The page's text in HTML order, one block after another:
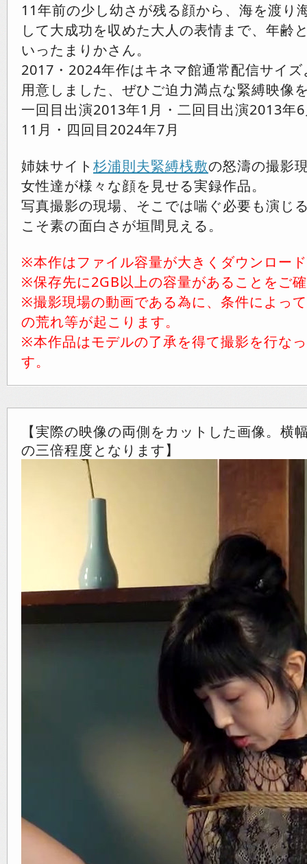
11年前の少し幼さが残る顔から、海を渡り
して大成功を収めた大人の表情まで、年齢
いったまりかさん。
2017・2024年作はキネマ館通常配信サイ
用意しました、ぜひご迫力満点な緊縛映像
一回目出演2013年1月・二回目出演2013年
11月・四回目2024年7月
姉妹サイト 杉浦則夫緊縛桟敷の怒濤の撮影
女性達が様々な顔を見せる実録作品。
写真撮影の現場、そこでは喘ぐ必要も演じ
こそ素の面白さが垣間見える。
※本作はファイル容量が大きくダウンロー
※保存先に2GB以上の容量があることをご
※撮影現場の動画である為に、条件によっ
の荒れ等が起こります。
※本作品はモデルの了承を得て撮影を行な
す。
【実際の映像の両側をカットした画像。横
の三倍程度となります】